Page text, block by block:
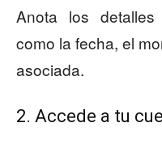
Anota los
como la fecha, el
asociada.
2. Accede a tu